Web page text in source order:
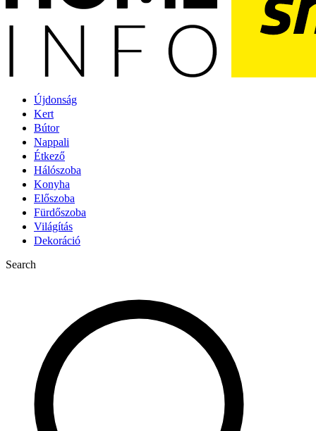
Újdonság
Kert
Bútor
Nappali
Étkező
Hálószoba
Konyha
Előszoba
Fürdőszoba
Világítás
Dekoráció
Search